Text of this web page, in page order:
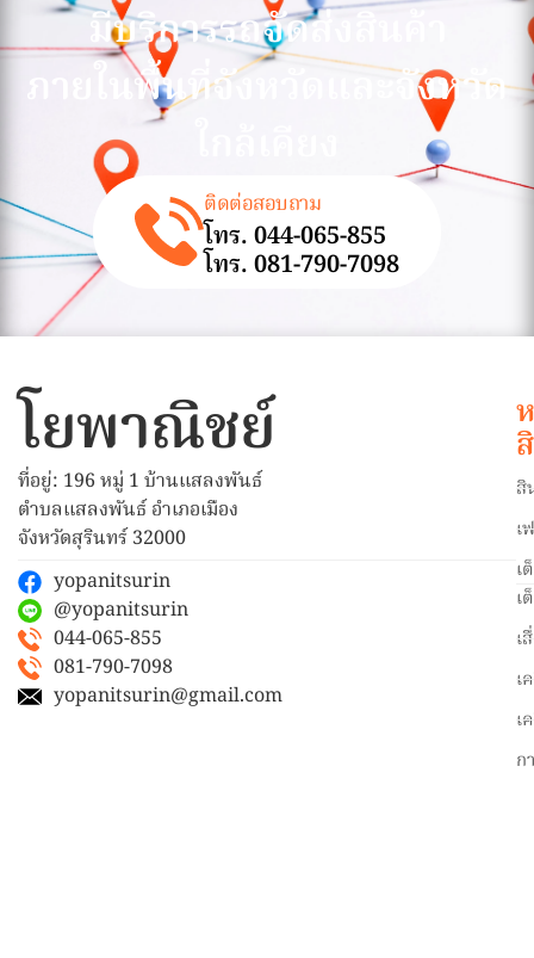
มีบริการรถจัดส่งสินค้า
ภายในพื้นที่จังหวัดและจังหวัด
ติดต่อสอบถาม
โทร. 044-065-855
โทร. 081-790-7098
โยพาณิชย์
ที่อยู่: 196 หมู่ 1 บ้านแสลงพันธ์
ตำบลแสลงพันธ์ อำเภอเมือง
จังหวัดสุรินทร์ 32000
yopanitsurin
@yopanitsurin
044-065-855
081-790-7098
yopanitsurin@gmail.com
สิ
เ
เ
เ
เ
เ
เ
ก